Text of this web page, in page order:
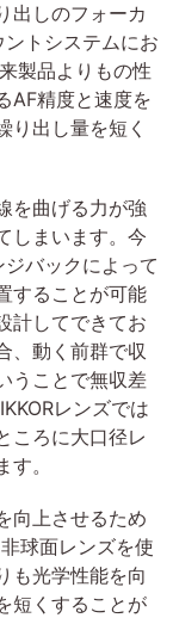
出しのフォーカ
トシステムにお
製品よりもの性
AF精度と速度を
り出し量を短く
を曲げる力が強
しまいます。今
バックによって
することが可能
計してできてお
、動く前群で収
うことで無収差
レンズでは
ころに大口径レ
。
向上させるため
球面レンズを使
も光学性能を向
短くすることが